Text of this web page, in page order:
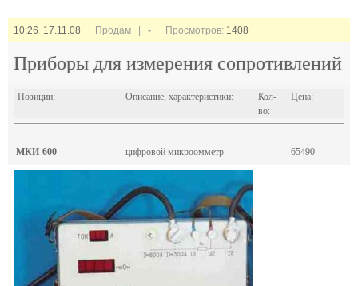
10:26 17.11.08 | Продам | - | Просмотров: 1408
Приборы для измерения сопротивлений
Позиции: Описание, характеристики:
Кол-
во:
Цена:
МКИ-600 цифровой микроомметр 65490